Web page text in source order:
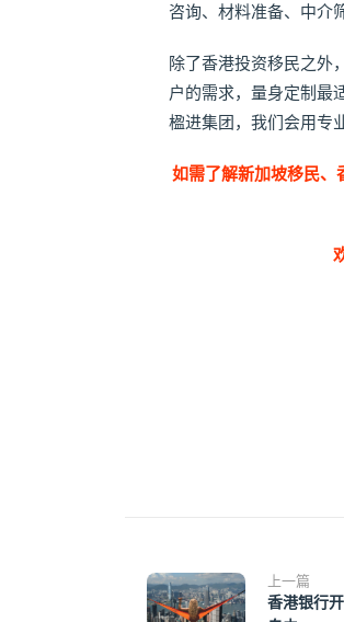
咨询、材料准备、中介
除了香港投资移民之外
户的需求，量身定制最
楹进集团，我们会用专
如需了解新加坡移民、
上一篇
香港银行